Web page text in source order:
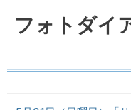
フォトダイアリー 2026年5
フォトダイ